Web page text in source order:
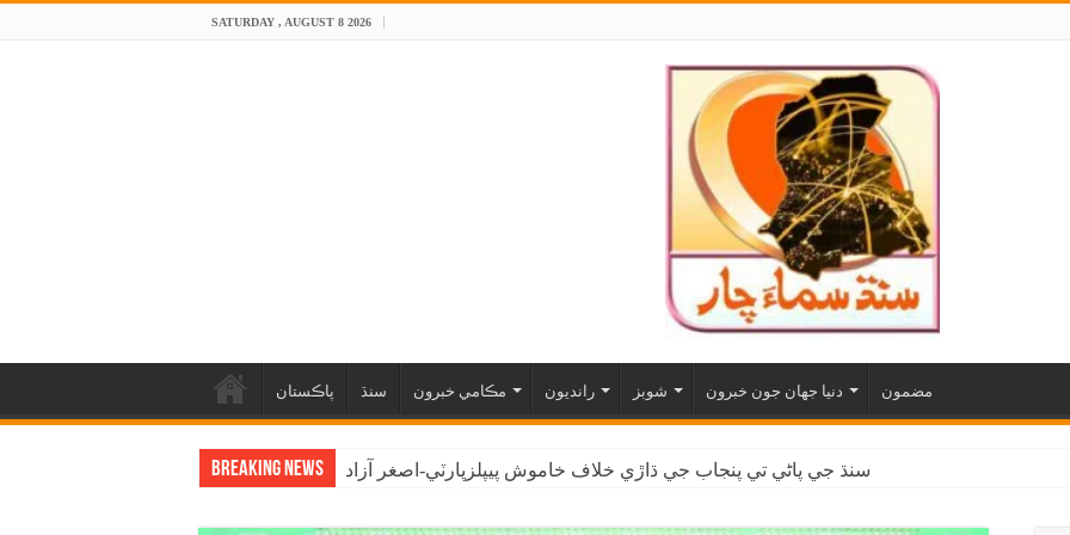
SATURDAY , AUGUST 8 2026
پاڪستان سنڌ مڪامي خبرون رانديون شوبز دنيا جهان جون خبرون مضمون
Breaking News سنڌ جي پاڻي تي پنجاب جي ڌاڙي خلاف خاموش پيپلزپارٽي-اصغر آزاد